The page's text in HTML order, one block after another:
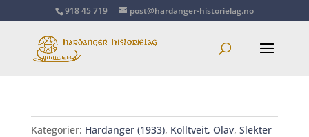
918 45 719 post@hardanger-historielag.no
Kategorier: Hardanger (1933), Kolltveit, Olav, Slekter